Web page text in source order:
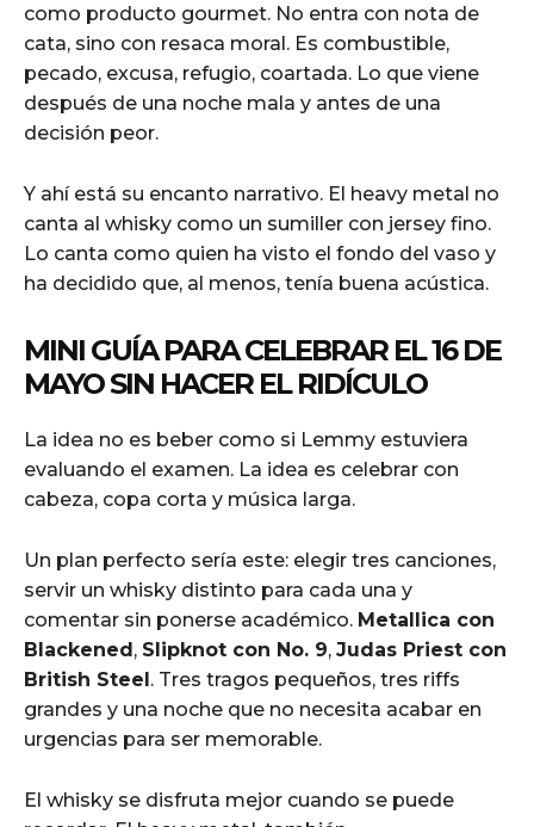
como producto gourmet. No entra con nota de
cata, sino con resaca moral. Es combustible,
pecado, excusa, refugio, coartada. Lo que viene
después de una noche mala y antes de una
decisión peor.
Y ahí está su encanto narrativo. El heavy metal no
canta al whisky como un sumiller con jersey fino.
Lo canta como quien ha visto el fondo del vaso y
ha decidido que, al menos, tenía buena acústica.
MINI GUÍA PARA CELEBRAR EL 16 DE
MAYO SIN HACER EL RIDÍCULO
La idea no es beber como si Lemmy estuviera
evaluando el examen. La idea es celebrar con
cabeza, copa corta y música larga.
Un plan perfecto sería este: elegir tres canciones,
servir un whisky distinto para cada una y
comentar sin ponerse académico. Metallica con
Blackened, Slipknot con No. 9, Judas Priest con
British Steel. Tres tragos pequeños, tres riffs
grandes y una noche que no necesita acabar en
urgencias para ser memorable.
El whisky se disfruta mejor cuando se puede